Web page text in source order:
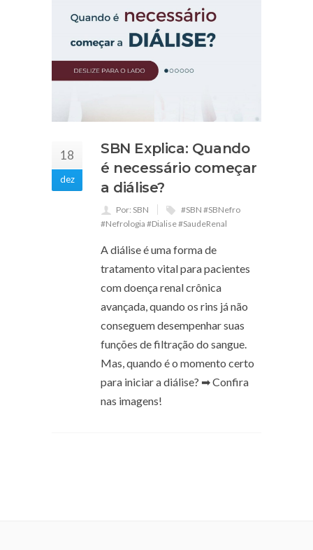
18
dez
SBN Explica: Quando
é necessário começar
a diálise?
Por: SBN
#SBN #SBNefro
#Nefrologia #Dialise #SaudeRenal
A diálise é uma forma de
tratamento vital para pacientes
com doença renal crônica
avançada, quando os rins já não
conseguem desempenhar suas
funções de filtração do sangue.
Mas, quando é o momento certo
para iniciar a diálise? ➡ Confira
nas imagens!